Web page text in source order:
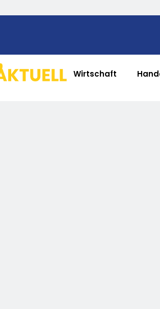
Wirtschaft